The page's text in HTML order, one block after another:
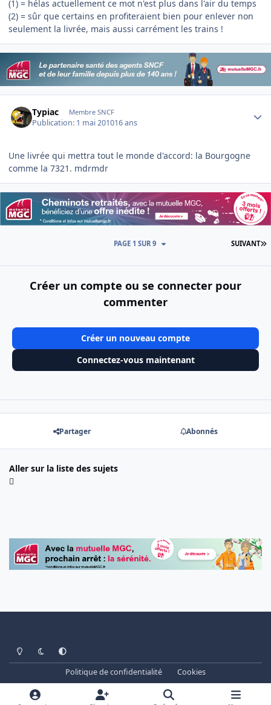
(1) = hélas actuellement ce mot n'est plus dans l'air du temps
(2) = sûr que certains en profiteraient bien pour enlever non
seulement la livrée, mais aussi carrément les trains !
Typiac Membre SNCF
Publication: 1 mai 201016 ans
Une livrée qui mettra tout le monde d'accord: la Bourgogne
comme la 7321. mdrmdr
SUIVANT
PAGE 1 SUR 9
Créer un compte ou se connecter pour
commenter
Créer un nouveau compte
Connectez-vous maintenant
Partager Abonnés
Aller sur la liste des sujets
Light ModeDark ModeSystem Preference
Politique de confidentialité
Cookies
www.cheminots.net - Forum Libre depuis 2003
Powered by
Invision Community